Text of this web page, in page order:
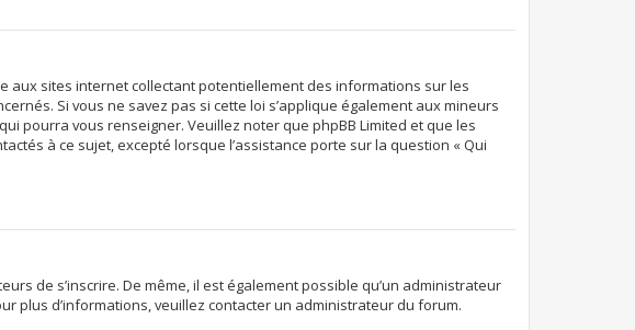
aux sites internet collectant potentiellement des informations sur les
Si vous ne savez pas si cette loi s’applique également aux mineurs
pourra vous renseigner. Veuillez noter que phpBB Limited et que les
à ce sujet, excepté lorsque l’assistance porte sur la question « Qui
de s’inscrire. De même, il est également possible qu’un administrateur
plus d’informations, veuillez contacter un administrateur du forum.